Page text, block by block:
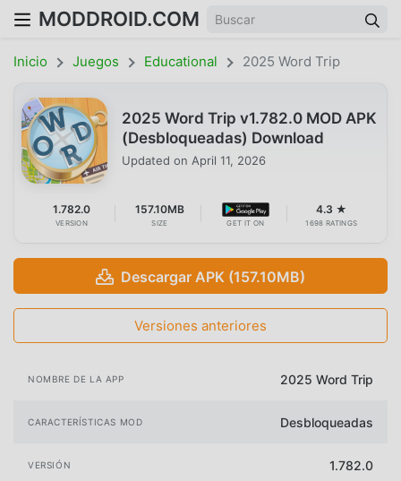
MODDROID.COM
Inicio Juegos Educational 2025 Word Trip
2025 Word Trip v1.782.0 MOD APK
(Desbloqueadas) Download
Updated on April 11, 2026
1.782.0
VERSION
157.10MB
SIZE GET IT ON
4.3 ★
1698 RATINGS
Descargar APK (157.10MB)
Versiones anteriores
NOMBRE DE LA APP 2025 Word Trip
CARACTERÍSTICAS MOD Desbloqueadas
VERSIÓN 1.782.0